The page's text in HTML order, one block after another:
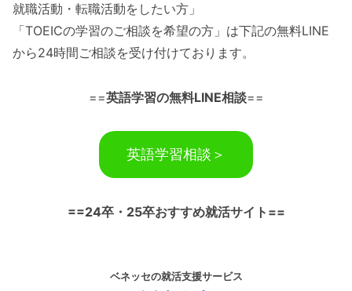
就職活動・転職活動をしたい方」
「TOEICの学習のご相談を希望の方」は下記の無料LINE
から24時間ご相談を受け付けております。
==英語学習の無料LINE相談==
英語学習相談＞
==24卒・25卒おすすめ就活サイト==
ベネッセの就活支援サービス